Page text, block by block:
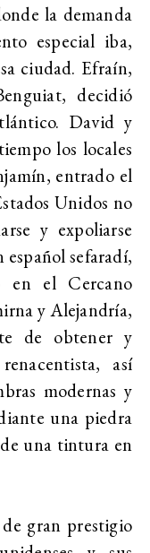
la demanda
especial iba,
ciudad. Efraín,
decidió
David y
los locales
entrado el
Unidos no
y expoliarse
sefaradí,
en el Cercano
y Alejandría,
de obtener y
así
modernas y
una piedra
una tintura en
gran prestigio